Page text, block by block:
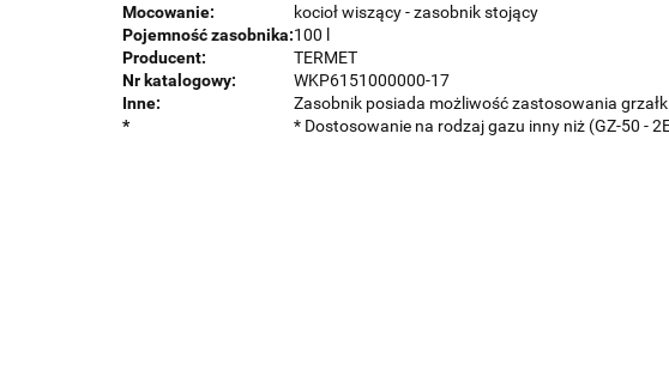
Mocowanie:
kocioł wiszący - zasobnik stojący
Pojemność zasobnika:100 l
Producent:
TERMET
Nr katalogowy:
WKP6151000000-17
Inne:
Zasobnik posiada możliwość zastosowania
*
* Dostosowanie na rodzaj gazu inny niż (GZ-50 -